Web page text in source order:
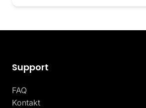
Support
FAQ
Kontakt